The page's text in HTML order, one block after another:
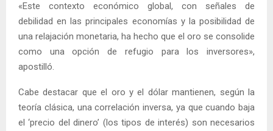
«Este contexto económico global, con señales de
debilidad en las principales economías y la posibilidad de
una relajación monetaria, ha hecho que el oro se consolide
como una opción de refugio para los inversores»,
apostilló.
Cabe destacar que el oro y el dólar mantienen, según la
teoría clásica, una correlación inversa, ya que cuando baja
el ‘precio del dinero’ (los tipos de interés) son necesarios